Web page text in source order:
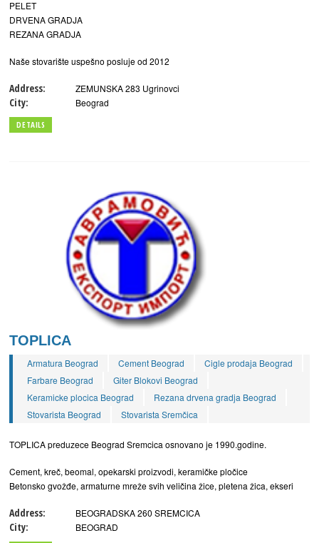
PELET
DRVENA GRADJA
REZANA GRADJA
Naše stovarište uspešno posluje od 2012
Address: ZEMUNSKA 283 Ugrinovci
City: Beograd
DETAILS
TOPLICA
Armatura Beograd Cement Beograd
Cigle prodaja Beograd
Farbare Beograd
Giter Blokovi Beograd
Keramicke plocica Beograd
Rezana drvena gradja Beograd
Stovarista Beograd
Stovarista Sremčica
TOPLICA preduzece Beograd Sremcica osnovano je 1990.godine.
Cement, kreč, beomal, opekarski proizvodi, keramičke pločice
Betonsko gvožđe, armaturne mreže svih veličina žice, pletena žica, ekseri
Address: BEOGRADSKA 260 SREMCICA
City: BEOGRAD